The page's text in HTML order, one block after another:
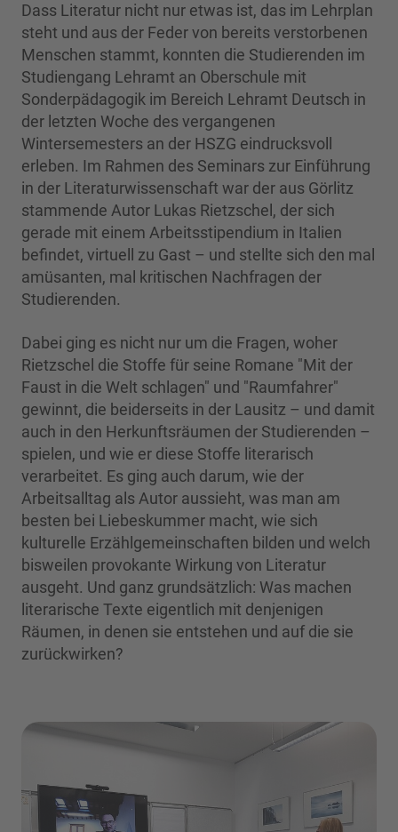
Dass Literatur nicht nur etwas ist, das im Lehrplan
steht und aus der Feder von bereits verstorbenen
Menschen stammt, konnten die Studierenden im
Studiengang Lehramt an Oberschule mit
Sonderpädagogik im Bereich Lehramt Deutsch in
der letzten Woche des vergangenen
Wintersemesters an der HSZG eindrucksvoll
erleben. Im Rahmen des Seminars zur Einführung
in der Literaturwissenschaft war der aus Görlitz
stammende Autor Lukas Rietzschel, der sich
gerade mit einem Arbeitsstipendium in Italien
befindet, virtuell zu Gast – und stellte sich den mal
amüsanten, mal kritischen Nachfragen der
Studierenden.
Dabei ging es nicht nur um die Fragen, woher
Rietzschel die Stoffe für seine Romane "Mit der
Faust in die Welt schlagen" und "Raumfahrer"
gewinnt, die beiderseits in der Lausitz – und damit
auch in den Herkunftsräumen der Studierenden –
spielen, und wie er diese Stoffe literarisch
verarbeitet. Es ging auch darum, wie der
Arbeitsalltag als Autor aussieht, was man am
besten bei Liebeskummer macht, wie sich
kulturelle Erzählgemeinschaften bilden und welch
bisweilen provokante Wirkung von Literatur
ausgeht. Und ganz grundsätzlich: Was machen
literarische Texte eigentlich mit denjenigen
Räumen, in denen sie entstehen und auf die sie
zurückwirken?